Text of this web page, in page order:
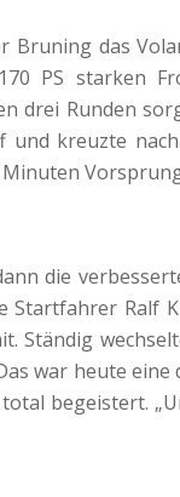
Bruning das
PS starken
drei Runden
kreuzte
die
Startfahrer Ralf
Ständig
war heute
begeistert.